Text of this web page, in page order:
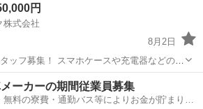
円
株式会社
8月2日
ースや充電器などの仕
なお仕事です♪
ご応募はこちら（24時間受付
ーカーの期間従業員募集
無料の寮費・通勤バス等によりお金が貯まりや